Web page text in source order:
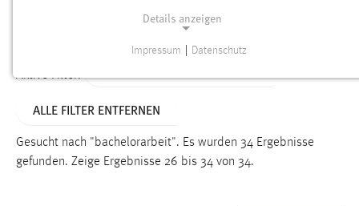
Aktive Filter:
ALLE FILTER ENTFERNEN
Gesucht nach "bachelorarbeit". Es wurden 34 Ergebnisse
gefunden. Zeige Ergebnisse 26 bis 34 von 34.
Details anzeigen
Funktionen und sind für die einwandfreie Funktion der
Einverständnis
Impressum Datenschutz